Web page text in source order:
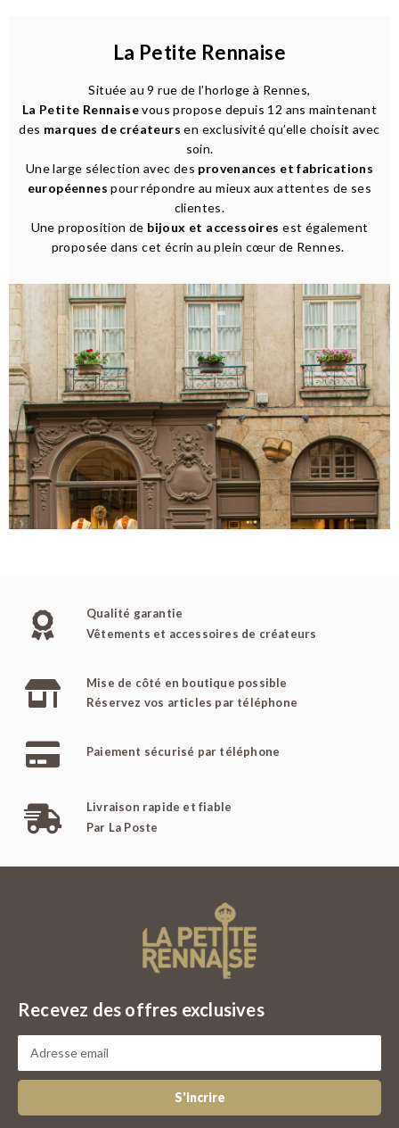
La Petite Rennaise
Située au 9 rue de l’horloge à Rennes,
La Petite Rennaisevous propose depuis 12 ans maintenant
des marques de créateurs en exclusivité qu’elle choisit avec
soin.
Une large sélection avec des provenances et fabrications
européennes pour répondre au mieux aux attentes de ses
clientes.
Une proposition de bijoux et accessoires est également
proposée dans cet écrin au plein cœur de Rennes.
Qualité garantie
Vêtements et accessoires de créateurs
Mise de côté en boutique possible
Réservez vos articles par téléphone
Paiement sécurisé par téléphone
Livraison rapide et fiable
Par La Poste
Recevez des offres exclusives
S'incrire